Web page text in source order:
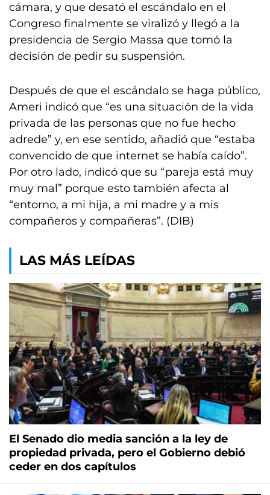
cámara, y que desató el escándalo en el
Congreso finalmente se viralizó y llegó a la
presidencia de Sergio Massa que tomó la
decisión de pedir su suspensión.
Después de que el escándalo se haga público,
Ameri indicó que “es una situación de la vida
privada de las personas que no fue hecho
adrede” y, en ese sentido, añadió que “estaba
convencido de que internet se había caído”.
Por otro lado, indicó que su “pareja está muy
muy mal” porque esto también afecta al
“entorno, a mi hija, a mi madre y a mis
compañeros y compañeras”. (DIB)
LAS MÁS LEÍDAS
El Senado dio media sanción a la ley de
propiedad privada, pero el Gobierno debió
ceder en dos capítulos